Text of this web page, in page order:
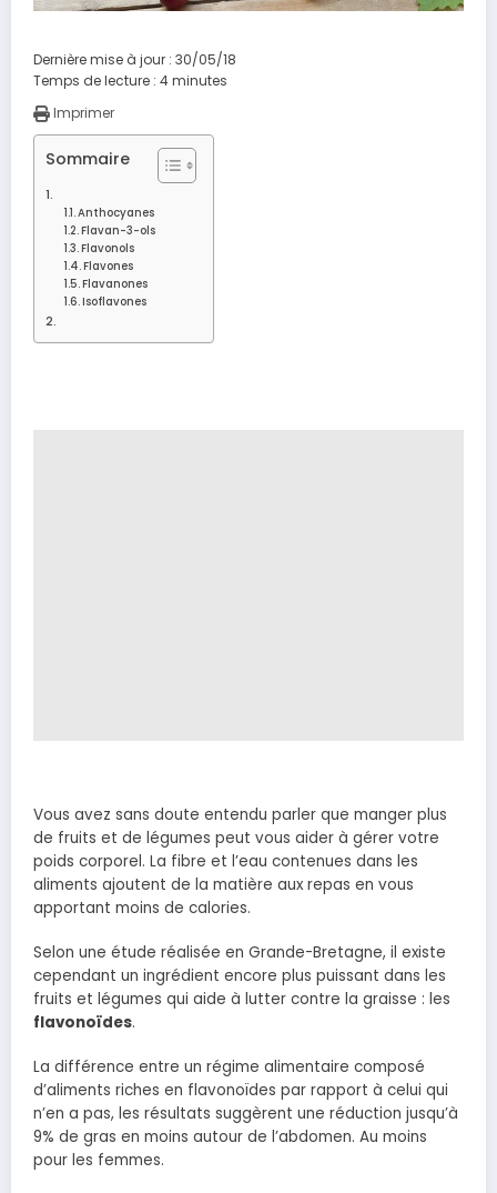
Dernière mise à jour : 30/05/18
Temps de lecture : 4minutes
Imprimer
Sommaire
Anthocyanes
Flavan-3-ols
Flavonols
Flavones
Flavanones
Isoflavones
Vous avez sans doute entendu parler que manger plus
de fruits et de légumes peut vous aider à gérer votre
poids corporel. La fibre et l’eau contenues dans les
aliments ajoutent de la matière aux repas en vous
apportant moins de calories.
Selon une étude réalisée en Grande-Bretagne, il existe
cependant un ingrédient encore plus puissant dans les
fruits et légumes qui aide à lutter contre la graisse : les
flavonoïdes.
La différence entre un régime alimentaire composé
d’aliments riches en flavonoïdes par rapport à celui qui
n’en a pas, les résultats suggèrent une réduction jusqu’à
9% de gras en moins autour de l’abdomen. Au moins
pour les femmes.